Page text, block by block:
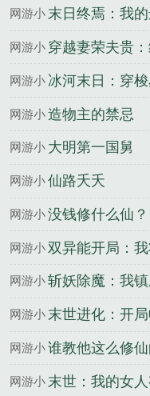
说
网游小
说
末日终焉：我
网游小
说
穿越妻荣夫贵
网游小
说
冰河末日：穿
网游小
说
造物主的禁忌
网游小
说
大明第一国舅
网游小
说
仙路夭夭
网游小
说
没钱修什么仙？
网游小
说
双异能开局：
网游小
说
斩妖除魔：我
网游小
说
末世进化：开
网游小
说
谁教他这么修仙
网游小 末世：我的女